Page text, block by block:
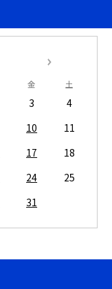
金 土
3
4
10
11
17
18
24
25
31